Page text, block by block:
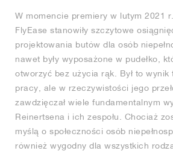
W momencie premiery w lutym 2021
FlyEase stanowiły szczytowe
projektowania butów dla osób
nawet były wyposażone w pudełko,
otworzyć bez użycia rąk. Był to
pracy, ale w rzeczywistości jego
zawdzięczał wiele fundamentalnym
Reinertsena i ich zespołu. Chociaż
myślą o społeczności osób
również wygodny dla wszystkich